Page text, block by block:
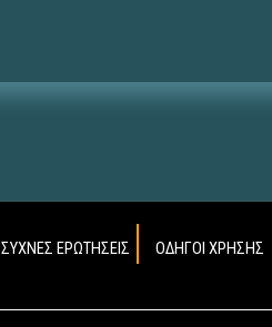
ΣΥΧΝΕΣ ΕΡΩΤΗΣΕΙΣ ΟΔΗΓΟΙ ΧΡΗΣΗΣ